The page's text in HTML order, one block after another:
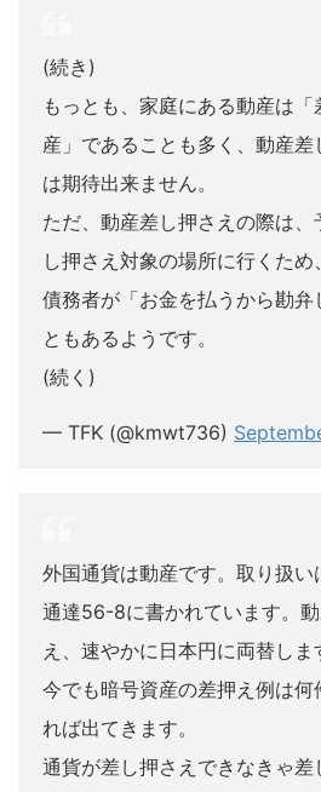
(続き)
もっとも、家庭にある動産は
産」であることも多く、動産
は期待出来ません。
ただ、動産差し押さえの際は
し押さえ対象の場所に行くため
債務者が「お金を払うから勘弁
ともあるようです。
(続く)
— TFK (@kmwt736)
外国通貨は動産です。取り扱い
通達56-8に書かれています。
え、速やかに日本円に両替しま
今でも暗号資産の差押え例は何
れば出てきます。
通貨が差し押さえできなきゃ差